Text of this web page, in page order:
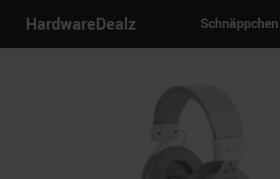
HardwareDealz Schnäppchen